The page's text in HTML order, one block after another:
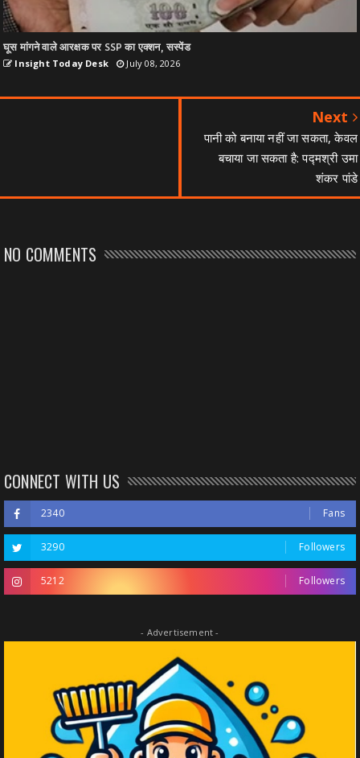
घूस मांगने वाले आरक्षक पर SSP का एक्शन, सस्पेंड
Insight Today Desk July 08, 2026
Next
पानी को बनाया नहीं जा सकता, केवल
बचाया जा सकता है: पद्मश्री उमा
शंकर पांडे
NO COMMENTS
CONNECT WITH US
2340 Fans
3290 Followers
5212 Followers
- Advertisement -